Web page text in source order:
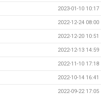
2023-01-10 10:17
2022-12-24 08:00
2022-12-20 10:51
2022-12-13 14:59
2022-11-10 17:18
2022-10-14 16:41
2022-09-22 17:05